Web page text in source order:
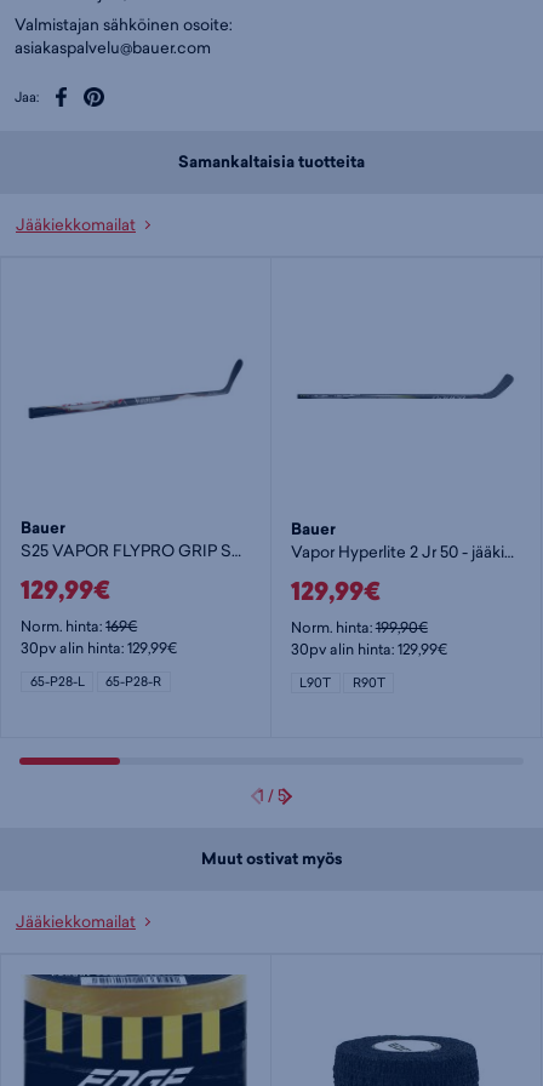
Valmistajan sähköinen osoite:
asiakaspalvelu@bauer.com
Jaa:
Samankaltaisia tuotteita
Jääkiekkomailat
Bauer
S25 VAPOR FLYPRO GRIP STK 65 -INT - jääkiekkomaila
129,99€
Norm. hinta:169€
30pv alin hinta: 129,99€
65-P28-L 65-P28-R
Bauer
Vapor Hyperlite 2 Jr 50 - jääkiekkomaila
129,99€
Norm. hinta:199,90€
30pv alin hinta: 129,99€
L90T R90T
1 /5
Muut ostivat myös
Jääkiekkomailat